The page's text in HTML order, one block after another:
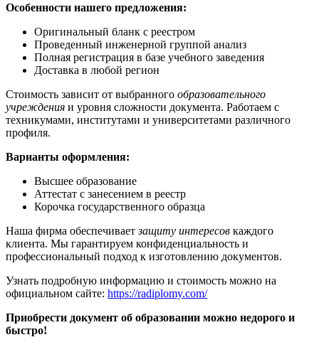
Особенности нашего предложения:
Оригинальный бланк с реестром
Проведенный инженерной группой анализ
Полная регистрация в базе учебного заведения
Доставка в любой регион
Стоимость зависит от выбранного образовательного
учреждения и уровня сложности документа. Работаем с
техникумами, институтами и университетами различного
профиля.
Варианты оформления:
Высшее образование
Аттестат с занесением в реестр
Корочка государственного образца
Наша фирма обеспечиваетзащиту интересов каждого
клиента. Мы гарантируем конфиденциальность и
профессиональный подход к изготовлению документов.
Узнать подробную информацию и стоимость можно на
официальном сайте: https://radiplomy.com/
Приобрести документ об образовании можно недорого и
быстро!